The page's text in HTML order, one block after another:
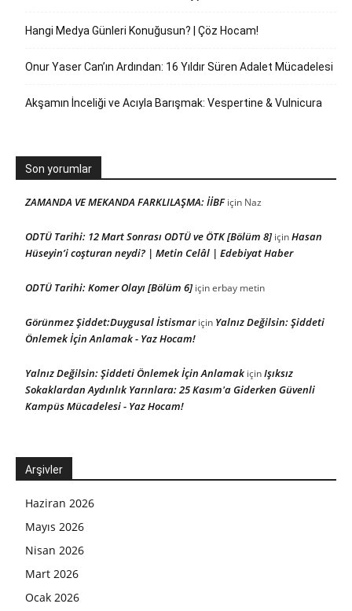
Hangi Medya Günleri Konuğusun? | Çöz Hocam!
Onur Yaser Can’ın Ardından: 16 Yıldır Süren Adalet Mücadelesi
Akşamın İnceliği ve Acıyla Barışmak: Vespertine & Vulnicura
Son yorumlar
ZAMANDA VE MEKANDA FARKLILAŞMA: İİBFiçin Naz
ODTÜ Tarihi: 12 Mart Sonrası ODTÜ ve ÖTK [Bölüm 8]içinHasan
Hüseyin’i coşturan neydi? | Metin Celâl | Edebiyat Haber
ODTÜ Tarihi: Komer Olayı [Bölüm 6]içinerbay metin
Görünmez Şiddet:Duygusal İstismariçin Yalnız Değilsin: Şiddeti
Önlemek İçin Anlamak - Yaz Hocam!
Yalnız Değilsin: Şiddeti Önlemek İçin Anlamak içinIşıksız
Sokaklardan Aydınlık Yarınlara: 25 Kasım'a Giderken Güvenli
Kampüs Mücadelesi - Yaz Hocam!
Arşivler
Haziran 2026
Mayıs 2026
Nisan 2026
Mart 2026
Ocak 2026